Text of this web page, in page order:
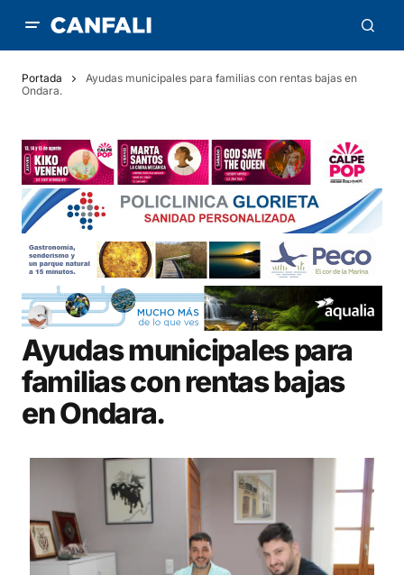
Portada
Ayudas municipales para familias con rentas bajas en
Ondara.
Ayudas municipales para
familias con rentas bajas
en Ondara.